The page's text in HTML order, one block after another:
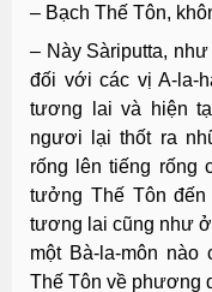
– Bạch Thế Tôn,
– Này Sàriputta,
đối với các vị A-la-
tương lai và hiện
ngươi lại thốt ra
rống lên tiếng rống
tưởng Thế Tôn
tương lai cũng như ở
một Bà-la-môn
Thế Tôn về phương